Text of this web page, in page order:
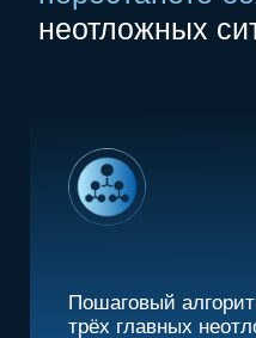
Шаблон протокола неотложного
Понимание, как действовать
по закону и фиксировать свои
действия в карте пациента.